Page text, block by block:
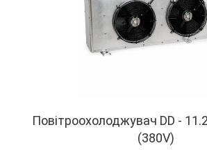
Повітроохолоджувач DD -
(380V)